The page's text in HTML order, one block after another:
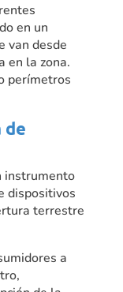
en un
van desde
en la zona.
perímetros
de
instrumento
dispositivos
terrestre
a